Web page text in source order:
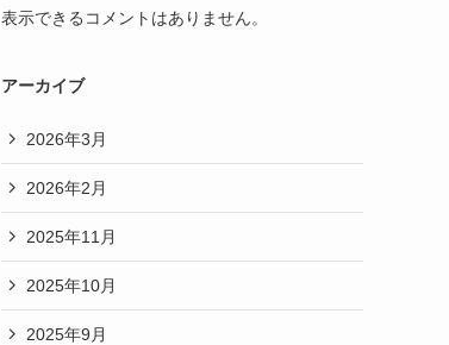
表示できるコメントはありません。
アーカイブ
2026年3月
2026年2月
2025年11月
2025年10月
2025年9月